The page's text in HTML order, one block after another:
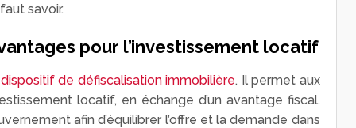
savoir.
pour l’investissement locatif
dispositif de défiscalisation immobilière. Il permet aux
locatif, en échange d’un avantage fiscal.
afin d’équilibrer l’offre et la demande dans